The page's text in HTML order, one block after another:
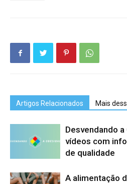
Artigos Relacionados Mais
Desvendando
vídeos com
de qualidade
A alimentação